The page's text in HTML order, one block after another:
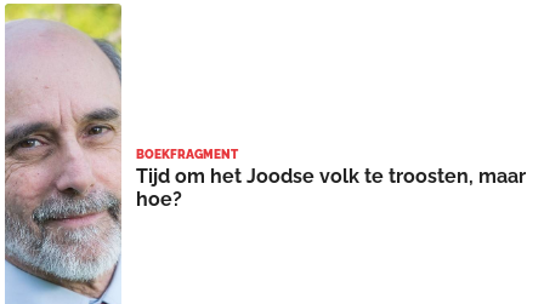
BOEKFRAGMENT
Tijd om het Joodse volk te troosten, maar
hoe?